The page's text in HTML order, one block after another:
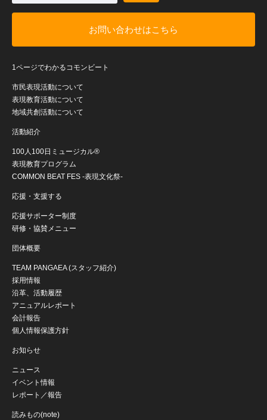
お問い合わせはこちら
1ページでわかるコモンビート
市民表現活動について
表現教育活動について
地域共創活動について
活動紹介
100人100日ミュージカル®
表現教育プログラム
COMMON BEAT FES -表現文化祭-
応援・支援する
応援サポーター制度
研修・協賛メニュー
団体概要
TEAM PANGAEA (スタッフ紹介)
採用情報
沿革、活動履歴
アニュアルレポート
会計報告
個人情報保護方針
お知らせ
ニュース
イベント情報
レポート／報告
読みもの(note)